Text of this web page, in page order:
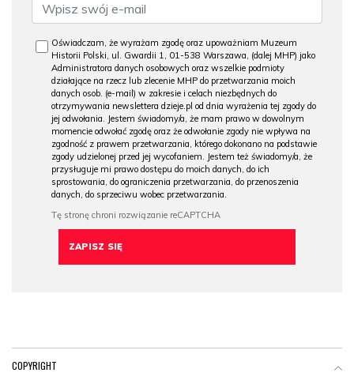
Oświadczam, że wyrażam zgodę oraz upoważniam Muzeum
Historii Polski, ul. Gwardii 1, 01-538 Warszawa, (dalej MHP) jako
Administratora danych osobowych oraz wszelkie podmioty
działające na rzecz lub zlecenie MHP do przetwarzania moich
danych osob. (e-mail) w zakresie i celach niezbędnych do
otrzymywania newslettera dzieje.pl od dnia wyrażenia tej zgody do
jej odwołania. Jestem świadomy/a, że mam prawo w dowolnym
momencie odwołać zgodę oraz że odwołanie zgody nie wpływa na
zgodność z prawem przetwarzania, którego dokonano na podstawie
zgody udzielonej przed jej wycofaniem. Jestem też świadomy/a, że
przysługuje mi prawo dostępu do moich danych, do ich
sprostowania, do ograniczenia przetwarzania, do przenoszenia
danych, do sprzeciwu wobec przetwarzania.
COPYRIGHT